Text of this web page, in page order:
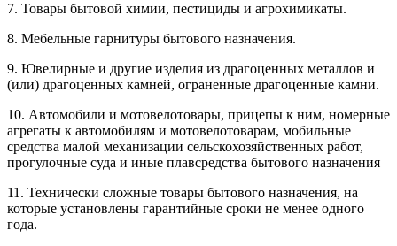
7. Товары бытовой химии, пестициды и агрохимикаты.
8. Мебельные гарнитуры бытового назначения.
9. Ювелирные и другие изделия из драгоценных металлов и
(или) драгоценных камней, ограненные драгоценные камни.
10. Автомобили и мотовелотовары, прицепы к ним, номерные
агрегаты к автомобилям и мотовелотоварам, мобильные
средства малой механизации сельскохозяйственных работ,
прогулочные суда и иные плавсредства бытового назначения
11. Технически сложные товары бытового назначения, на
которые установлены гарантийные сроки не менее одного
года.